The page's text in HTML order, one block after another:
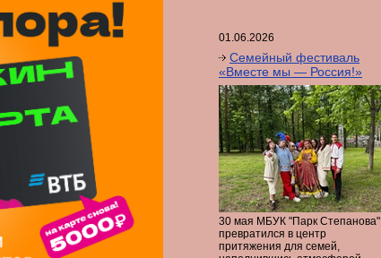
01.06.2026
Семейный фестиваль
«Вместе мы — Россия!»
30 мая МБУК "Парк Степанова"
превратился в центр
притяжения для семей,